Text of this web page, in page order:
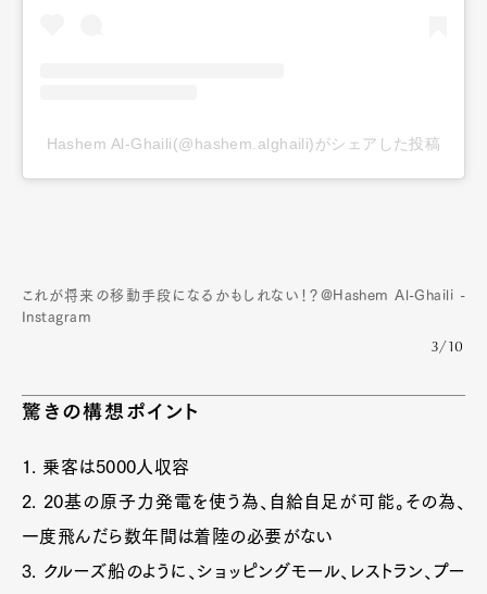
Hashem Al-Ghaili(@hashem.alghaili)がシェアした投稿
これが将来の移動手段になるかもしれない！？@Hashem Al-Ghaili -
Instagram
3/10
驚きの構想ポイント
1. 乗客は5000人収容
2. 20基の原子力発電を使う為、自給自足が可能。その為、
一度飛んだら数年間は着陸の必要がない
3. クルーズ船のように、ショッピングモール、レストラン、プー